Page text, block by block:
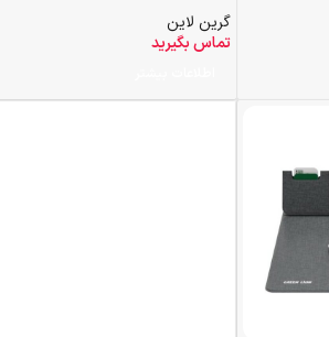
گرین لاین
تماس بگیرید